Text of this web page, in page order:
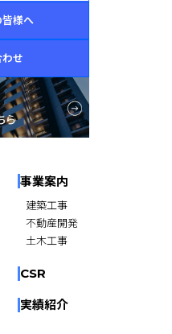
様へ
せ
事業案内
建築工事
不動産開発
土木工事
CSR
実績紹介